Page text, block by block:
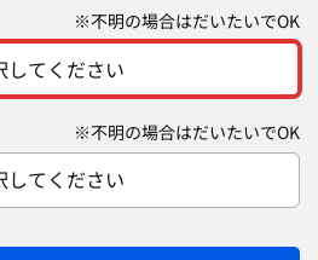
※不明の場合はだいたいでOK
してください
※不明の場合はだいたいでOK
してください